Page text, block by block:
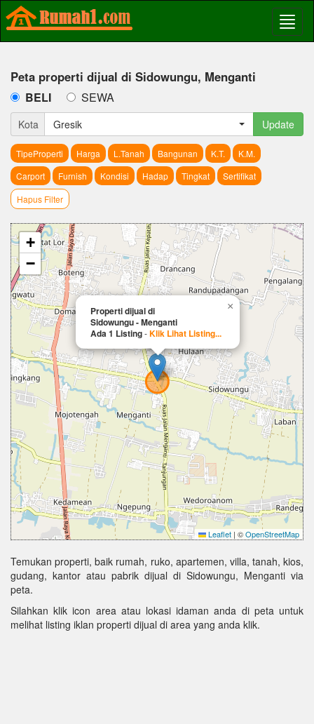
Peta properti dijual di Sidowungu, Menganti
BELI SEWA
Kota Gresik Update
TipeProperti Harga L.Tanah Bangunan K.T.
K.M.
Carport
Furnish Kondisi Hadap Tingkat
Sertifikat
Hapus Filter
Properti dijual di
Sidowungu - Menganti
Ada 1 Listing-Klik Lihat Listing...
×
+
−
Leaflet | ©OpenStreetMap
Temukan properti, baik rumah, ruko, apartemen, villa, tanah, kios,
gudang, kantor atau pabrik dijual di Sidowungu, Menganti via
peta.
Silahkan klik icon area atau lokasi idaman anda di peta untuk
melihat listing iklan properti dijual di area yang anda klik.